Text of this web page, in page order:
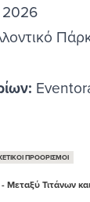
2026
ΠΡΟΟΡΙΣΜΟΙ
Τιτάνων